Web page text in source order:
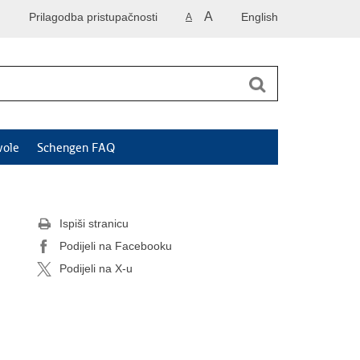
English
A A
Prilagodba pristupačnosti
Schengen FAQ
Ispiši stranicu
Podijeli na Facebooku
Podijeli na X-u